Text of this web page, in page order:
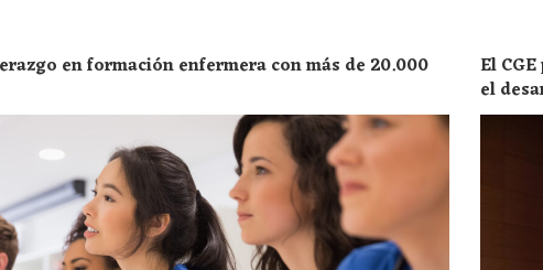
en formación enfermera con más de 20.000 El
el